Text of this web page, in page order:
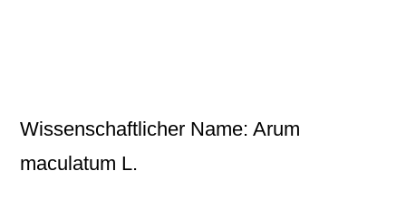
Wissenschaftlicher Name: Arum
maculatum L.